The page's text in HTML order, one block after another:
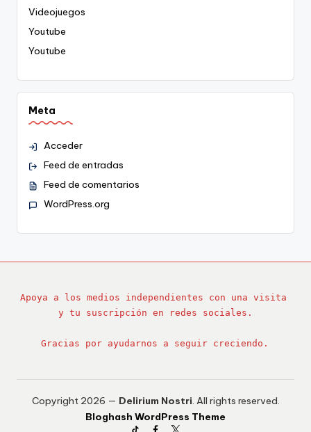
Videojuegos
Youtube
Youtube
Meta
Acceder
Feed de entradas
Feed de comentarios
WordPress.org
Apoya a los medios independientes con una visita
y tu suscripción en redes sociales.
Gracias por ayudarnos a seguir creciendo.
Copyright 2026 — Delirium Nostri. All rights reserved.
Bloghash WordPress Theme